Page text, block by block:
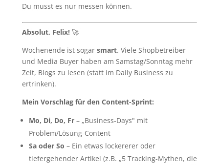
Du musst es nur messen können.
Absolut, Felix!🚀
Wochenende ist sogar smart. Viele Shopbetreiber
und Media Buyer haben am Samstag/Sonntag mehr
Zeit, Blogs zu lesen (statt im Daily Business zu
ertrinken).
Mein Vorschlag für den Content-Sprint:
Mo, Di, Do, Fr– „Business-Days" mit
Problem/Lösung-Content
Sa oder So – Ein etwas lockererer oder
tiefergehender Artikel (z.B. „5 Tracking-Mythen, die